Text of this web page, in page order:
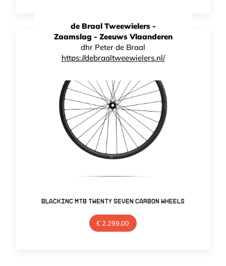
de Braal Tweewielers -
Zaamslag - Zeeuws Vlaanderen
dhr Peter de Braal
https://debraaltweewielers.nl/
BlackInc MTB Twenty Seven Carbon Wheels
€ 2.299,00